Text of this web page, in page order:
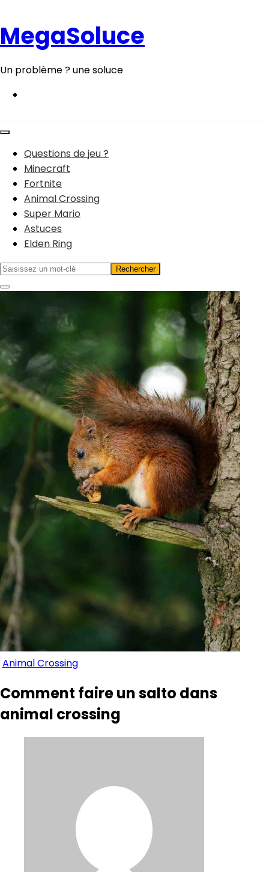
contenu
MegaSoluce
Un problème ? une soluce
Questions de jeu ?
Minecraft
Fortnite
Animal Crossing
Super Mario
Astuces
Elden Ring
Animal Crossing
Comment faire un salto dans
animal crossing